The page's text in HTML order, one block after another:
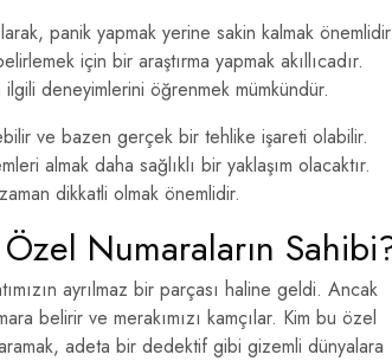
panik yapmak yerine sakin kalmak
için bir araştırma yapmak akıllıcadır.
deneyimlerini öğrenmek mümkündür.
ve bazen gerçek bir tehlike işareti olabilir.
almak daha sağlıklı bir yaklaşım olacaktır.
dikkatli olmak önemlidir.
Numaraların
ayrılmaz bir parçası haline geldi. Ancak
belirir ve merakımızı kamçılar. Kim bu özel
adeta bir dedektif gibi gizemli dünyalara